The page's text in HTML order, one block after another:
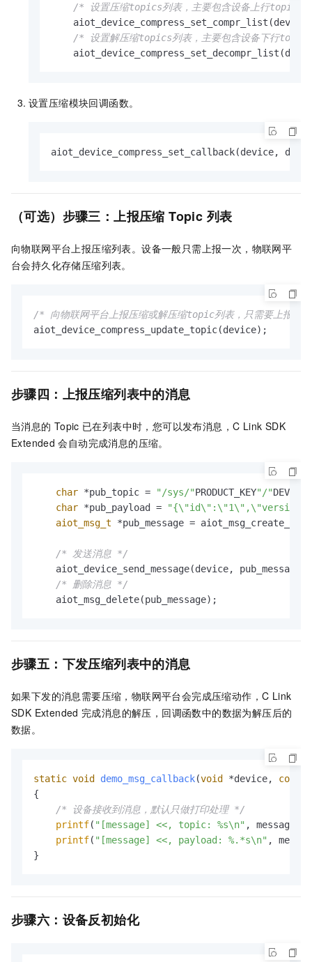
/* 设置压缩topics列表，主要包含设备上行topics
/* 设置解压缩topics列表，主要包含设备下行
设置压缩模块回调函数。
aiot_device_compress_set_callback(device,
（可选）步骤三：上报压缩 Topic 列表
向物联网平台上报压缩列表。设备一般只需上报一次，物联网平
台会持久化存储压缩列表。
/* 向物联网平台上报压缩或解压缩topic列表，只需要上报一
aiot_device_compress_update_topic(device);
步骤四：上报压缩列表中的消息
当消息的 Topic 已在列表中时，您可以发布消息，C Link SDK
Extended 会自动完成消息的压缩。
char *pub_topic = "/sys/"PRODUCT_KEY"/"
char *pub_payload =
aiot_msg_t *pub_message =
/* 发送消息 */
    aiot_device_send_message(device, pub_message);
/* 删除消息 */
    aiot_msg_delete(pub_message);
步骤五：下发压缩列表中的消息
如果下发的消息需要压缩，物联网平台会完成压缩动作，C Link
SDK Extended 完成消息的解压，回调函数中的数据为解压后的
数据。
static void demo_msg_callback(void *device, const
{
/* 设备接收到消息，默认只做打印处理 */
printf( "[message] <<, topic: %s\n" , message-
printf( "[message] <<, payload: %.*s\n" ,
}
步骤六：设备反初始化